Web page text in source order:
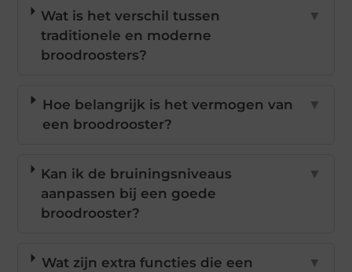
Wat is het verschil tussen
traditionele en moderne
broodroosters?
▼
Hoe belangrijk is het vermogen van
een broodrooster?
▼
Kan ik de bruiningsniveaus
aanpassen bij een goede
broodrooster?
▼
Wat zijn extra functies die een ▼